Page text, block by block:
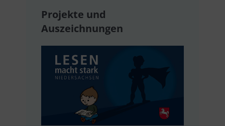
Projekte und
Auszeichnungen